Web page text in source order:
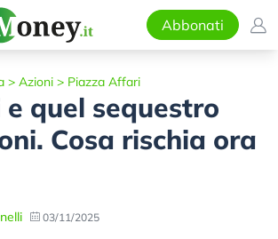
Abbonati
> Azioni > Piazza Affari
quel sequestro
Cosa rischia ora
03/11/2025